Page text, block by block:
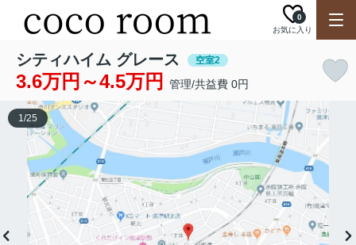
お気に入り
0
シティハイム グレース 空室2
3.6万円～4.5万円 管理/共益費 0円
1/25